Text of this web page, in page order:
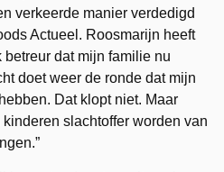
verkeerde manier verdedigd
Actueel. Roosmarijn heeft
betreur dat mijn familie nu
doet weer de ronde dat mijn
Dat klopt niet. Maar
slachtoffer worden van